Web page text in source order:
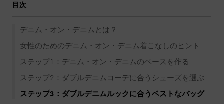
目次
デニム・オン・デニムとは？
女性のためのデニム・オン・デニム着こなしのヒント
ステップ1：デニム・オン・デニムのベースを作る
ステップ2：ダブルデニムコーデに合うシューズを選ぶ
ステップ3：ダブルデニムルックに合うベストなバッグ